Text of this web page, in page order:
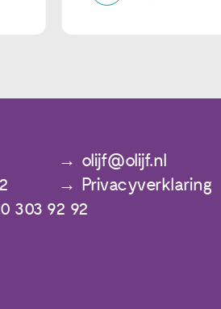
olijf@olijf.nl
Privacyverklaring
303 92 92